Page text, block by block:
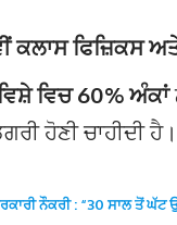
ਕਲਾਸ ਫਿਜ਼ਿਕਸ
ਵਿਚ 60% ਅੰਕਾਂ
ਹੋਣੀ ਚਾਹੀਦੀ ਹੈ।
ਨੌਕਰੀ : “30 ਸਾਲ ਤੋਂ